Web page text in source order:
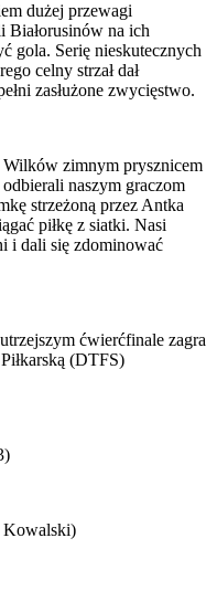
dużej przewagi
Białorusinów na ich
gola. Serię nieskutecznych
celny strzał dał
zasłużone zwycięstwo.
Wilków zimnym prysznicem
naszym graczom
strzeżoną przez Antka
piłkę z siatki. Nasi
i dali się zdominować
ćwierćfinale zagra
(DTFS)
Kowalski)